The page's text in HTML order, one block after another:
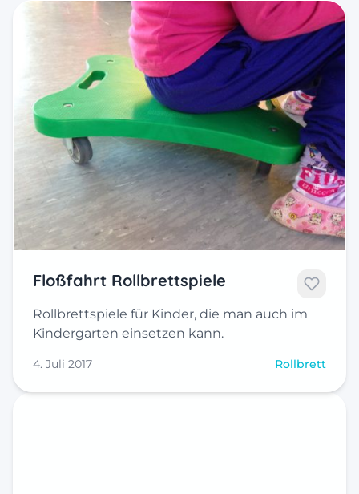
Floßfahrt Rollbrettspiele
Rollbrettspiele für Kinder, die man auch im
Kindergarten einsetzen kann.
4. Juli 2017 Rollbrett